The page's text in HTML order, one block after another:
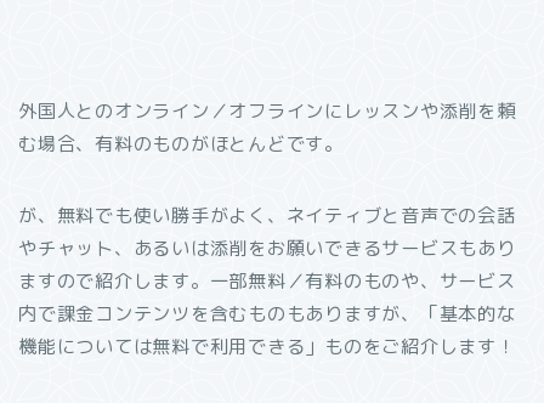
外国人とのオンライン／オフラインにレッスンや添削を頼
む場合、有料のものがほとんどです。
が、無料でも使い勝手がよく、ネイティブと音声での会話
やチャット、あるいは添削をお願いできるサービスもあり
ますので紹介します。一部無料／有料のものや、サービス
内で課金コンテンツを含むものもありますが、「基本的な
機能については無料で利用できる」ものをご紹介します！